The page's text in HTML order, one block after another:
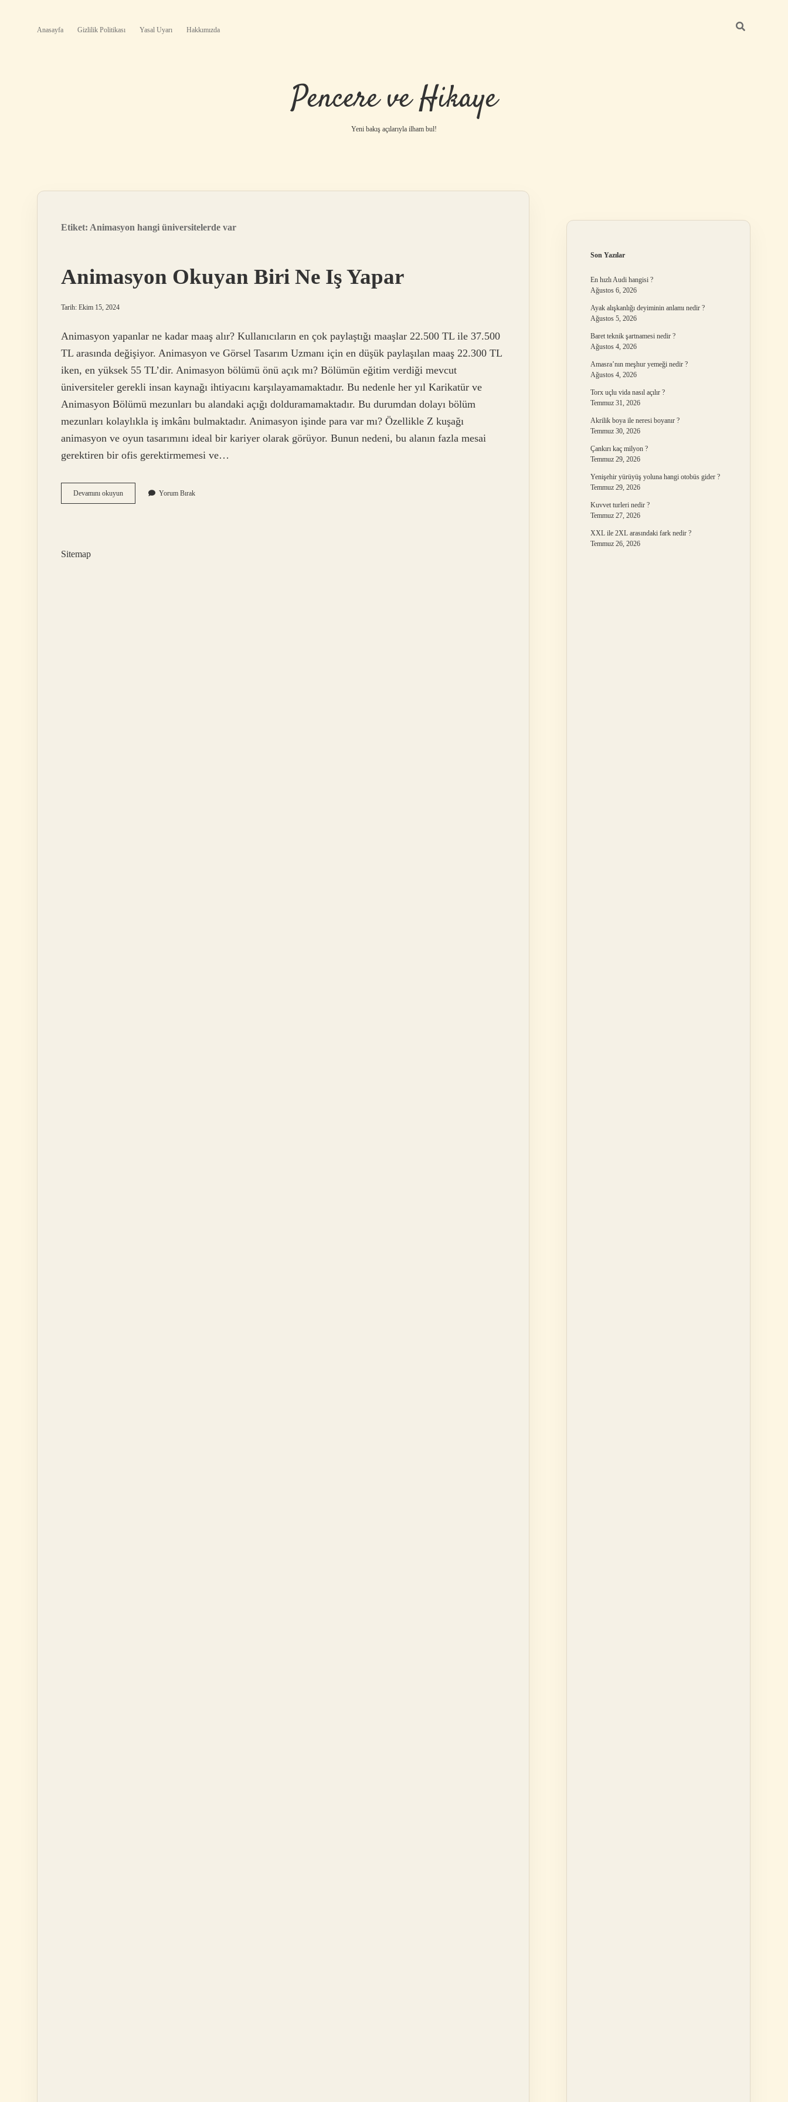
Anasayfa Gizlilik Politikası Yasal Uyarı Hakkımızda
Pencere ve Hikaye
Yeni bakış açılarıyla ilham bul!
Etiket: Animasyon hangi üniversitelerde var
Animasyon Okuyan Biri Ne Iş Yapar
Tarih: Ekim 15, 2024
Animasyon yapanlar ne kadar maaş alır? Kullanıcıların en çok paylaştığı maaşlar 22.500 TL ile 37.500
TL arasında değişiyor. Animasyon ve Görsel Tasarım Uzmanı için en düşük paylaşılan maaş 22.300 TL
iken, en yüksek 55 TL’dir. Animasyon bölümü önü açık mı? Bölümün eğitim verdiği mevcut
üniversiteler gerekli insan kaynağı ihtiyacını karşılayamamaktadır. Bu nedenle her yıl Karikatür ve
Animasyon Bölümü mezunları bu alandaki açığı dolduramamaktadır. Bu durumdan dolayı bölüm
mezunları kolaylıkla iş imkânı bulmaktadır. Animasyon işinde para var mı? Özellikle Z kuşağı
animasyon ve oyun tasarımını ideal bir kariyer olarak görüyor. Bunun nedeni, bu alanın fazla mesai
gerektiren bir ofis gerektirmemesi ve…
Devamını okuyunAnimasyon
Okuyan
Yorum Bırak
Sitemap
Son Yazılar
En hızlı Audi hangisi ?
Ağustos 6, 2026
Ayak alışkanlığı deyiminin anlamı nedir ?
Ağustos 5, 2026
Baret teknik şartnamesi nedir ?
Ağustos 4, 2026
Amasra’nın meşhur yemeği nedir ?
Ağustos 4, 2026
Torx uçlu vida nasıl açılır ?
Temmuz 31, 2026
Akrilik boya ile neresi boyanır ?
Temmuz 30, 2026
Çankırı kaç milyon ?
Temmuz 29, 2026
Yenişehir yürüyüş yoluna hangi otobüs gider ?
Temmuz 29, 2026
Kuvvet turleri nedir ?
Temmuz 27, 2026
XXL ile 2XL arasındaki fark nedir ?
Temmuz 26, 2026